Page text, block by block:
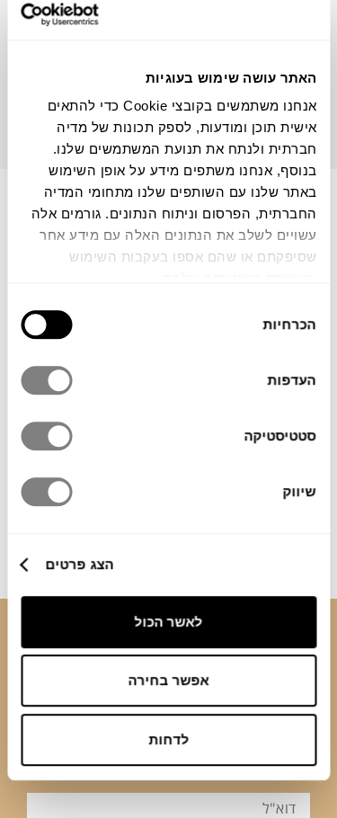
האתר עושה שימוש בעוגיות
אנחנו משתמשים בקובצי Cookie כדי להתאים
אישית תוכן ומודעות, לספק תכונות של מדיה
חברתית ולנתח את תנועת המשתמשים שלנו.
בנוסף, אנחנו משתפים מידע על אופן השימוש
באתר שלנו עם השותפים שלנו מתחומי המדיה
החברתית, הפרסום וניתוח הנתונים. גורמים אלה
עשויים לשלב את הנתונים האלה עם מידע אחר
שסיפקתם או שהם אספו בעקבות השימוש
הסכמה
הכרחיות
העדפות
סטטיסטיקה
שיווק
הצג פרטים
לאשר הכול
אפשר בחירה
לדחות
אולם התצוגה שלנו בסניף בית יהושע כולל תצוגת
שיכולים להתאים לכם ולמקום שלכם. בואו לבקר!
פרויקטים נבחרים
צרו קשר
שם
טלפון
דוא"ל